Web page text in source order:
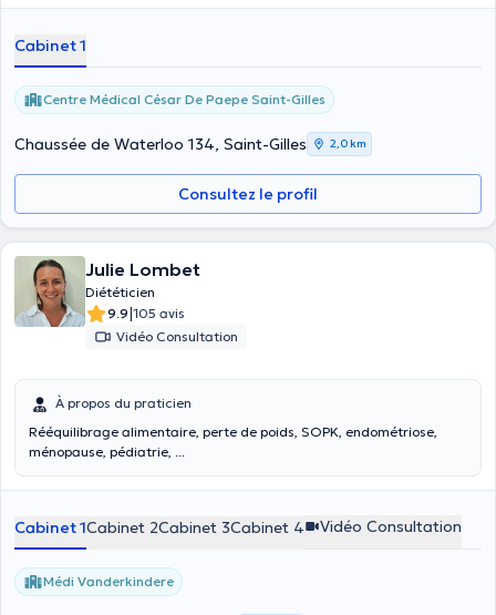
Cabinet 1
Centre Médical César De Paepe Saint-Gilles
Chaussée de Waterloo 134, Saint-Gilles 2,0 km
Consultez le profil
Julie Lombet
Diététicien
9.9|105 avis
Vidéo Consultation
À propos du praticien
Rééquilibrage alimentaire, perte de poids, SOPK, endométriose,
ménopause, pédiatrie, ...
Cabinet 1Cabinet 2Cabinet 3Cabinet 4 Vidéo Consultation
Médi Vanderkindere